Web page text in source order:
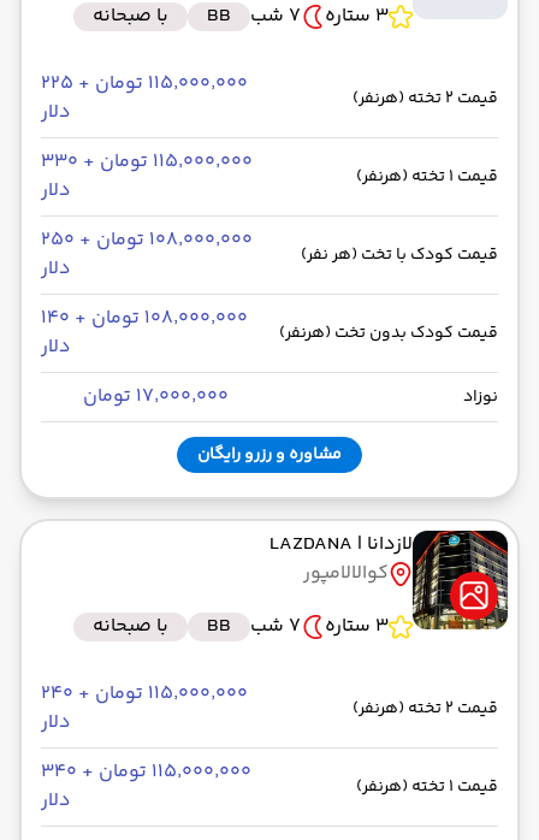
ایران ایرتور -Economy
مدت سفر: 08:00
از فرودگاه بین‌المللی کوالالامپور KUL
حرکت از مبدا: 02:00
به فرودگاه بین‌المللی امام خمینی IKA
رسیدن به مقصد : 05:50
3 ستاره
7 شب BB با صبحانه
قیمت 2 تخته (هرنفر)
۱۱۵٬۰۰۰٬۰۰۰ تومان + ۲۲۵
دلار
قیمت 1 تخته (هرنفر)
۱۱۵٬۰۰۰٬۰۰۰ تومان + ۳۳۰
دلار
قیمت کودک با تخت (هر نفر)
۱۰۸٬۰۰۰٬۰۰۰ تومان + ۲۵۰
دلار
قیمت کودک بدون تخت (هرنفر)
۱۰۸٬۰۰۰٬۰۰۰ تومان + ۱۴۰
دلار
نوزاد ۱۷٬۰۰۰٬۰۰۰ تومان
مشاوره و رزرو رایگان
لازدانا | LAZDANA
کوالالامپور
3 ستاره
7 شب BB با صبحانه
قیمت 2 تخته (هرنفر)
۱۱۵٬۰۰۰٬۰۰۰ تومان + ۲۴۰
دلار
قیمت 1 تخته (هرنفر)
۱۱۵٬۰۰۰٬۰۰۰ تومان + ۳۴۰
دلار